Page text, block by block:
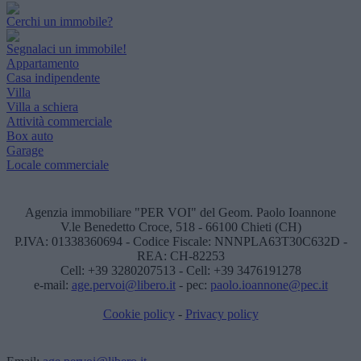
Cerchi un immobile?
Segnalaci un immobile!
Appartamento
Casa indipendente
Villa
Villa a schiera
Attività commerciale
Box auto
Garage
Locale commerciale
Agenzia immobiliare "PER VOI" del Geom. Paolo Ioannone
V.le Benedetto Croce, 518 - 66100 Chieti (CH)
P.IVA: 01338360694 - Codice Fiscale: NNNPLA63T30C632D -
REA: CH-82253
Cell: +39 3280207513 - Cell: +39 3476191278
e-mail: age.pervoi@libero.it- pec: paolo.ioannone@pec.it
Cookie policy- Privacy policy